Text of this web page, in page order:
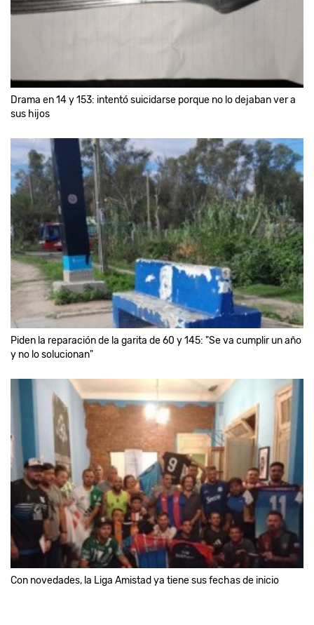
Drama en 14 y 153: intentó suicidarse porque no lo dejaban ver a
sus hijos
Piden la reparación de la garita de 60 y 145: "Se va cumplir un año
y no lo solucionan"
Con novedades, la Liga Amistad ya tiene sus fechas de inicio